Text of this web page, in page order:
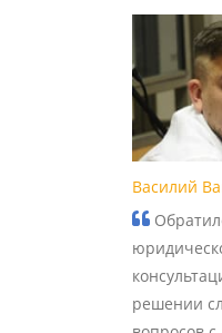
Василий
решении